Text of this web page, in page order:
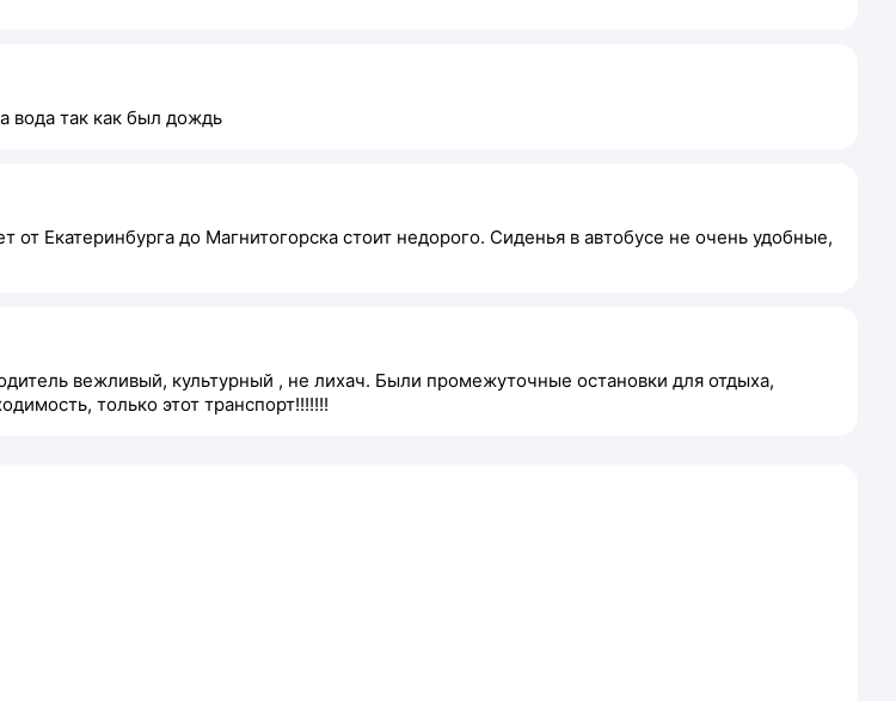
вода так как был дождь
Екатеринбурга до Магнитогорска стоит недорого. Сиденья в автобусе не очень удобные,
вежливый, культурный , не лихач. Были промежуточные остановки для отдыха,
только этот транспорт!!!!!!!